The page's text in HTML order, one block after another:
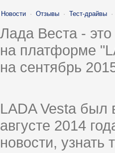
Новости · Отзывы · Тест-драйвы ·
Лада Веста -
на платформе
на сентябрь
LADA Vesta был
августе 2014
новости, узнать